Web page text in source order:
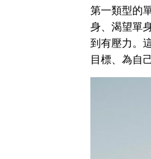
第一類型的
身、渴望單
到有壓力。
目標、為自